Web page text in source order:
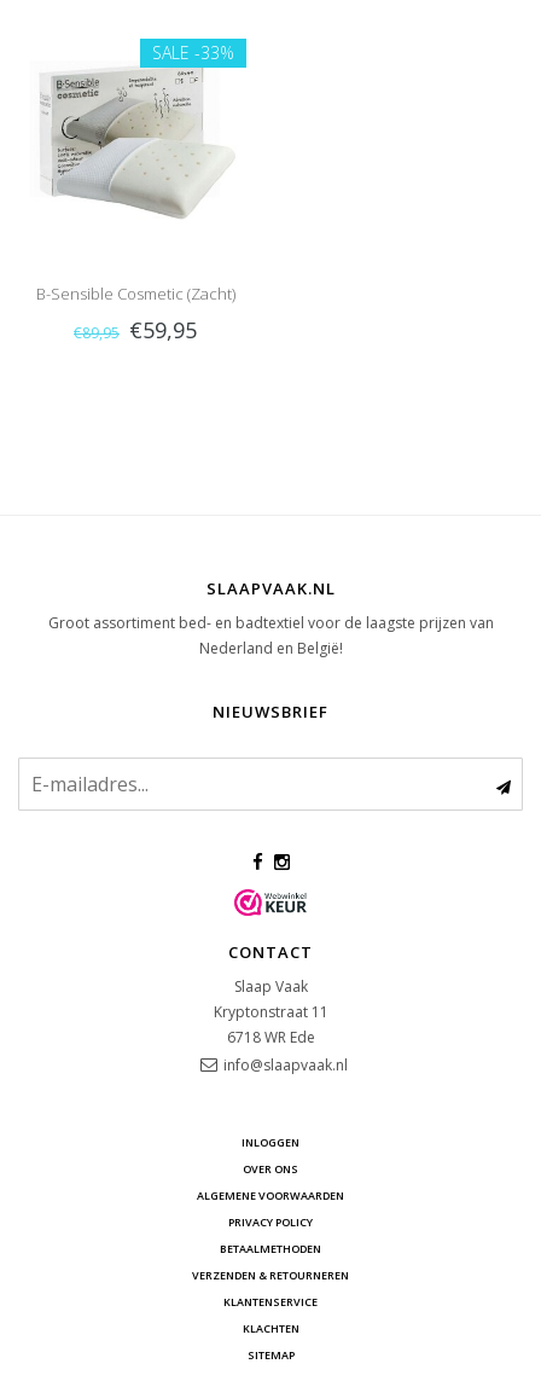
SALE -33%
B-Sensible Cosmetic (Zacht)
€89,95 €59,95
SLAAPVAAK.NL
Groot assortiment bed- en badtextiel voor de laagste prijzen van
Nederland en België!
NIEUWSBRIEF
CONTACT
Slaap Vaak
Kryptonstraat 11
6718 WR Ede
info@slaapvaak.nl
INLOGGEN
OVER ONS
ALGEMENE VOORWAARDEN
PRIVACY POLICY
BETAALMETHODEN
VERZENDEN & RETOURNEREN
KLANTENSERVICE
KLACHTEN
SITEMAP